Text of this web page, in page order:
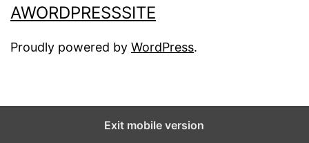
AWORDPRESSSITE
Proudly powered by WordPress.
Exit mobile version